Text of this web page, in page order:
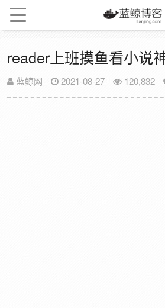
reader上班摸鱼看小说
蓝鲸网 2021-08-27 120,832